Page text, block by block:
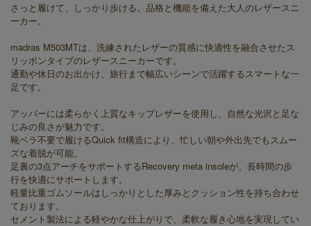
さっと履けて、しっかり歩ける。品格と機能を備えた大人のレザースニ
ーカー。
madras M503MTは、洗練されたレザーの質感に快適性を融合させたス
リッポンタイプのレザースニーカーです。
通勤や休日のお出かけ、旅行まで幅広いシーンで活躍するスマートな一
足です。
アッパーには柔らかく上質なキップレザーを使用し、自然な光沢と足な
じみの良さが魅力です。
靴ベラ不要で履けるQuick fit構造により、忙しい朝や外出先でもスムー
ズな着脱が可能。
足裏の3点アーチをサポートするRecovery meta insoleが、長時間の歩
行を快適にサポートします。
軽量比重ゴムソールはしっかりとした厚みとクッション性を持ち合わせ
ております。
セメント製法による軽やかな仕上がりで、柔軟な履き心地を実現してい